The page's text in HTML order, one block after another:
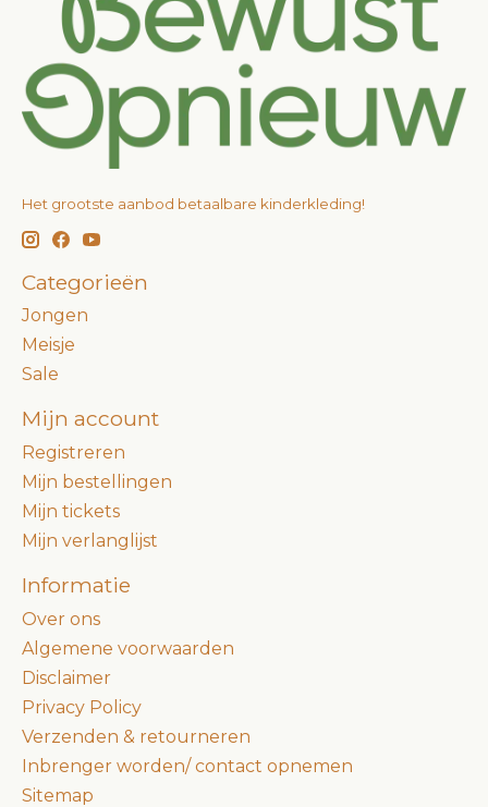
Het grootste aanbod betaalbare kinderkleding!
Categorieën
Jongen
Meisje
Sale
Mijn account
Registreren
Mijn bestellingen
Mijn tickets
Mijn verlanglijst
Informatie
Over ons
Algemene voorwaarden
Disclaimer
Privacy Policy
Verzenden & retourneren
Inbrenger worden/ contact opnemen
Sitemap